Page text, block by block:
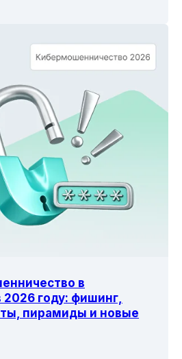
в
2026 году: фишинг,
пирамиды и новые